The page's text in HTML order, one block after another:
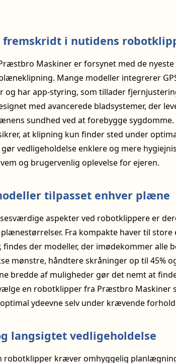
fremskridt i nutidens
Maskiner er forsynet med de
Mange modeller integrerer
og har app-styring, som tillader
med avancerede bladsystemer, der
sundhed ved at forebygge
at klipning kun finder sted under
vedligeholdelse enklere og mere
og brugervenlig oplevelse for ejeren.
tilpasset enhver plæne
aspekter ved robotklippere er
Fra kompakte haver til
findes der modeller, der imødekommer alle
mønstre, håndtere skråninger op til 45%
bredde af muligheder gør det nemt at
en robotklipper fra Præstbro Maskiner
ydeevne selv under krævende
langsigtet vedligeholdelse
robotklipper kræver omhyggelig